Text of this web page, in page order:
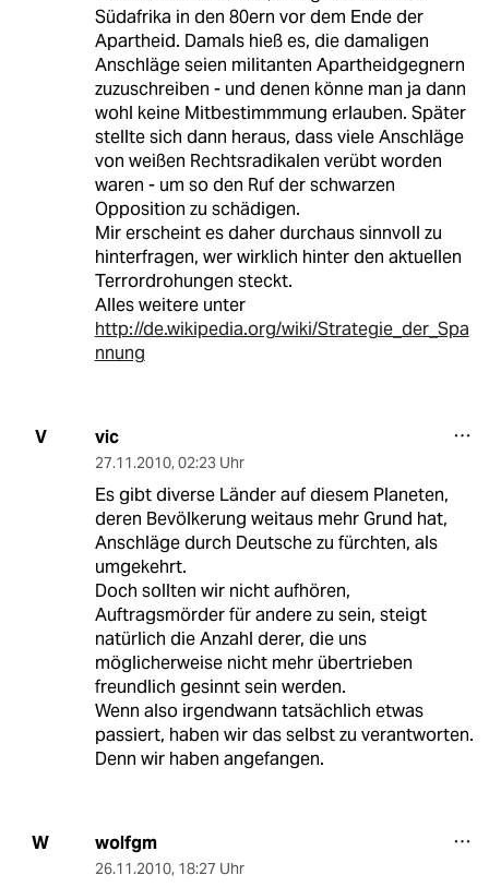
Südafrika in den 80ern vor dem Ende der
Apartheid. Damals hieß es, die damaligen
Anschläge seien militanten Apartheidgegnern
zuzuschreiben - und denen könne man ja dann
wohl keine Mitbestimmmung erlauben. Später
stellte sich dann heraus, dass viele Anschläge
von weißen Rechtsradikalen verübt worden
waren - um so den Ruf der schwarzen
Opposition zu schädigen.
Mir erscheint es daher durchaus sinnvoll zu
hinterfragen, wer wirklich hinter den aktuellen
Terrordrohungen steckt.
Alles weitere unter
http://de.wikipedia.org/wiki/Strategie_der_Spa
nnung
V vic
27.11.2010, 02:23 Uhr
Es gibt diverse Länder auf diesem Planeten,
deren Bevölkerung weitaus mehr Grund hat,
Anschläge durch Deutsche zu fürchten, als
umgekehrt.
Doch sollten wir nicht aufhören,
Auftragsmörder für andere zu sein, steigt
natürlich die Anzahl derer, die uns
möglicherweise nicht mehr übertrieben
freundlich gesinnt sein werden.
Wenn also irgendwann tatsächlich etwas
passiert, haben wir das selbst zu verantworten.
Denn wir haben angefangen.
W wolfgm
26.11.2010, 18:27 Uhr